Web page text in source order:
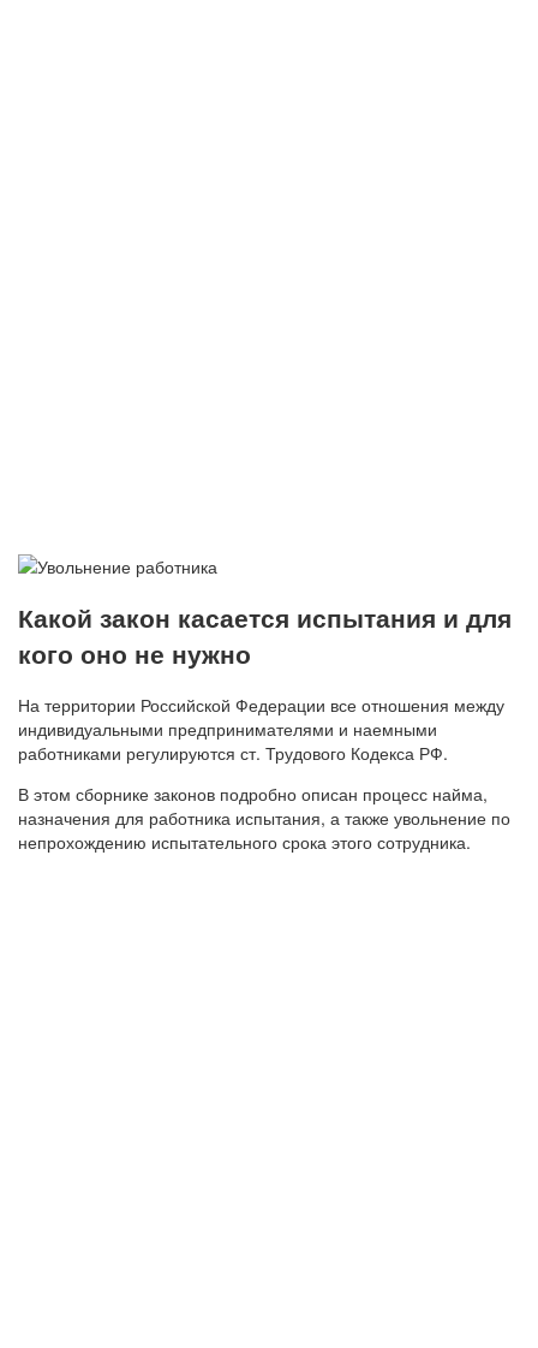
Какой закон касается испытания и для
кого оно не нужно
На территории Российской Федерации все отношения между
индивидуальными предпринимателями и наемными
работниками регулируются ст. Трудового Кодекса РФ.
В этом сборнике законов подробно описан процесс найма,
назначения для работника испытания, а также увольнение по
непрохождению испытательного срока этого сотрудника.